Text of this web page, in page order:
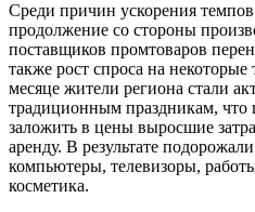
Среди причин ускорения
продолжение со стороны
поставщиков промтоваров
также рост спроса на
месяце жители региона стали
традиционным праздникам, что
заложить в цены выросшие
аренду. В результате
компьютеры, телевизоры,
косметика.